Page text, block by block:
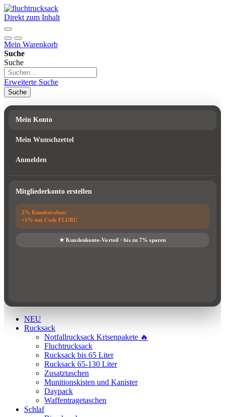
Direkt zum Inhalt
Mein Warenkorb
Suche
Suche
Erweiterte Suche
Suche
Mein Konto
Mein Wunschzettel
Anmelden
Mitgliederkonto erstellen
NEU
Rucksack
Notfallrucksack Krisenpakete 🔥
Fluchtrucksack
Rucksack bis 65 Liter
Rucksack 65-130 Liter
Zusatztaschen
Munitionskisten und Kanister
Daypack
Waffentragetaschen
Schlaf